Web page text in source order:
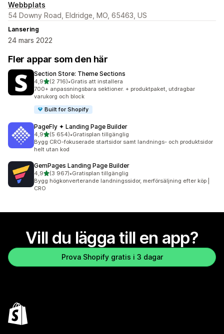
Webbplats
54 Downy Road, Eldridge, MO, 65463, US
Lansering
24 mars 2022
Fler appar som den här
Section Store: Theme Sections
4,9av 5 stjärnor
(2 716)
2716 recensioner totalt
•Gratis att installera
700+ anpassningsbara sektioner. + produktpaket, utdragbar
varukorg och block
Built for Shopify
PageFly ✦ Landing Page Builder
4,9av 5 stjärnor
(5 654)
5654 recensioner totalt
•Gratisplan tillgänglig
Bygg CRO-fokuserade startsidor samt landnings- och produktsidor
helt utan kod
GemPages Landing Page Builder
4,9av 5 stjärnor
(3 967)
3967 recensioner totalt
•Gratisplan tillgänglig
Bygg högkonverterande landningssidor, merförsäljning efter köp |
CRO
Vill du lägga till en app?
Prova Shopify gratis i 3 dagar